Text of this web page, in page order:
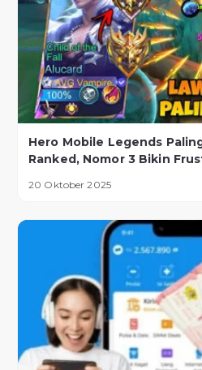
Hero Mobile Legends
Ranked, Nomor 3 Bikin
20 Oktober 2025